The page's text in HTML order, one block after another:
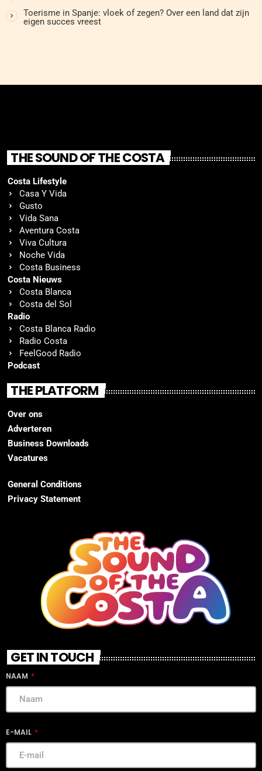
Toerisme in Spanje: vloek of zegen? Over een land dat zijn
eigen succes vreest
THE SOUND OF THE COSTA
Costa Lifestyle
Casa Y Vida
Gusto
Vida Sana
Aventura Costa
Viva Cultura
Noche Vida
Costa Business
Costa Nieuws
Costa Blanca
Costa del Sol
Radio
Costa Blanca Radio
Radio Costa
FeelGood Radio
Podcast
THE PLATFORM
Over ons
Adverteren
Business Downloads
Vacatures
General Conditions
Privacy Statement
GET IN TOUCH
NAAM
E-MAIL